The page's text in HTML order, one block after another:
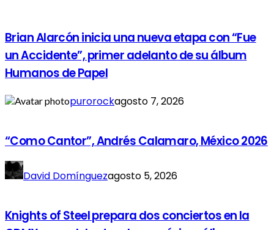
Brian Alarcón inicia una nueva etapa con “Fue
un Accidente”, primer adelanto de su álbum
Humanos de Papel
purorockagosto 7, 2026
“Como Cantor”, Andrés Calamaro, México 2026
David Domínguezagosto 5, 2026
Knights of Steel prepara dos conciertos en la